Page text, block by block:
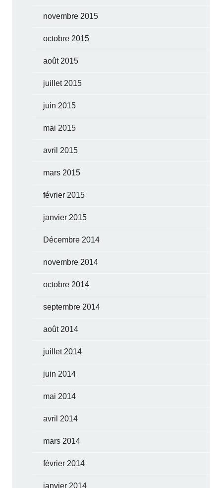
novembre 2015
octobre 2015
août 2015
juillet 2015
juin 2015
mai 2015
avril 2015
mars 2015
février 2015
janvier 2015
Décembre 2014
novembre 2014
octobre 2014
septembre 2014
août 2014
juillet 2014
juin 2014
mai 2014
avril 2014
mars 2014
février 2014
janvier 2014